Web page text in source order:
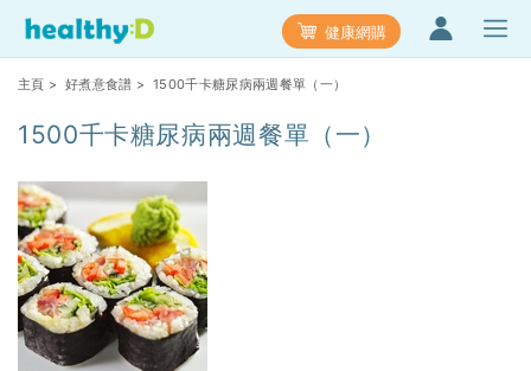
健康網購
主頁 好煮意食譜 > 1500千卡糖尿病兩週餐單（一）
1500千卡糖尿病兩週餐單（一）